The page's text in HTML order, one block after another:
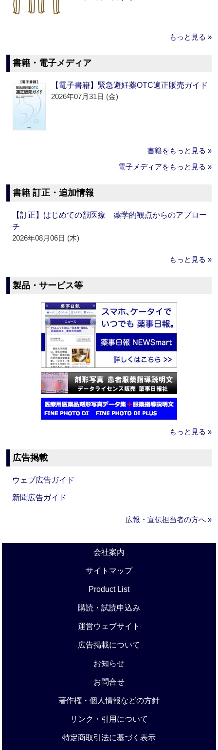
もっと見る »
書籍・電子メディア
【電子書籍】緊急避妊薬OTC適正販売ガイド
2026年07月31日 (金)
書籍をもっと見る »
電子メディアをもっと見る »
書籍 訂正・追加情報
【訂正】はじめての獣医療 薬学的観点からのアプロー
チ
2026年08月06日 (木)
もっと見る »
製品・サービス等
もっと見る »
広告掲載
ウェブ広告ガイド
新聞広告ガイド
広報・宣伝担当者の方へ »
会社案内
サイトマップ
Product List
購読・試読申込み
運営ウェブサイト
広告掲載について
お知らせ
お問合せ
著作権・個人情報などの方針
リンク・引用について
特定商取引法に基づく表示